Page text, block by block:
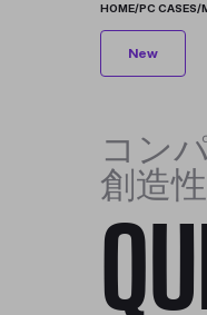
HOME/PC CASES/
New
コン
創造性